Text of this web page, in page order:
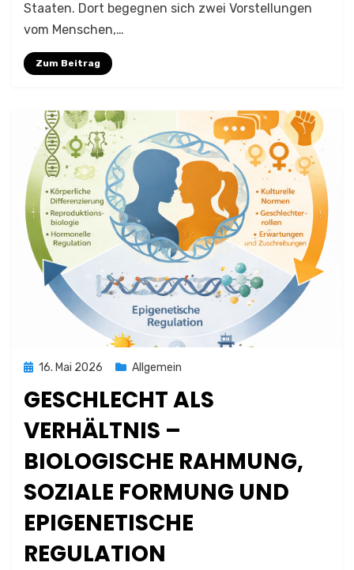
Staaten. Dort begegnen sich zwei Vorstellungen
vom Menschen,…
Zum Beitrag
Posted
16. Mai 2026 Allgemein
GESCHLECHT ALS
VERHÄLTNIS –
BIOLOGISCHE RAHMUNG,
SOZIALE FORMUNG UND
EPIGENETISCHE
REGULATION